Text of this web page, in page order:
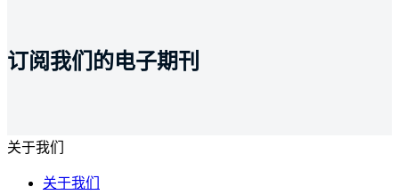
订阅我们的电子期刊
关于我们
关于我们